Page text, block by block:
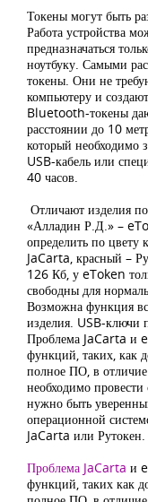
Токены могут быть
Работа устройства
предназначаться
ноутбуку. Самыми
токены. Они не
компьютеру и
Bluetooth-токены
расстоянии до 10
который необходимо
USB-кабель или
40 часов.
Отличают изделия
«Алладин Р.Д.» –
определить по
JaCarta, красный –
126 Кб, у eToken
свободны для
Возможна функция
изделия. USB-ключи
Проблема JaCarta и
функций, таких, как
полное ПО, в отличие
необходимо
нужно быть
операционной
JaCarta или Рутокен.
Проблема JaCarta и
функций, таких как